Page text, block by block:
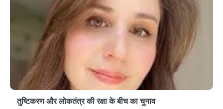
तुष्टिकरण और लोकतंत्र की रक्षा के बीच का चुनाव